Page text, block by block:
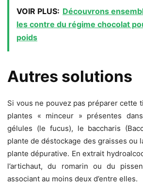
VOIR PLUS: Découvrons
les contre du régime chocolat
poids
Autres solutions
Si vous ne pouvez pas préparer cette
plantes « minceur » présentes
gélules (le fucus), le baccharis
plante de déstockage des graisses ou
plante dépurative. En extrait
l’artichaut, du romarin ou du
associant au moins deux d’entre elles.